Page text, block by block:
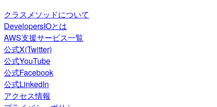
クラスメソッドについて
DevelopersIOとは
AWS支援サービス一覧
公式X(Twitter)
公式YouTube
公式Facebook
公式LinkedIn
アクセス情報